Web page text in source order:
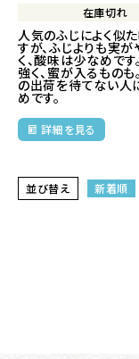
在庫切れ
人気のふじによく似
すが、ふじよりも実
く、酸味は少なめです
強く、蜜が入るものも
の出荷を待てない人
めです。
詳細を見る
並び替え 新着順